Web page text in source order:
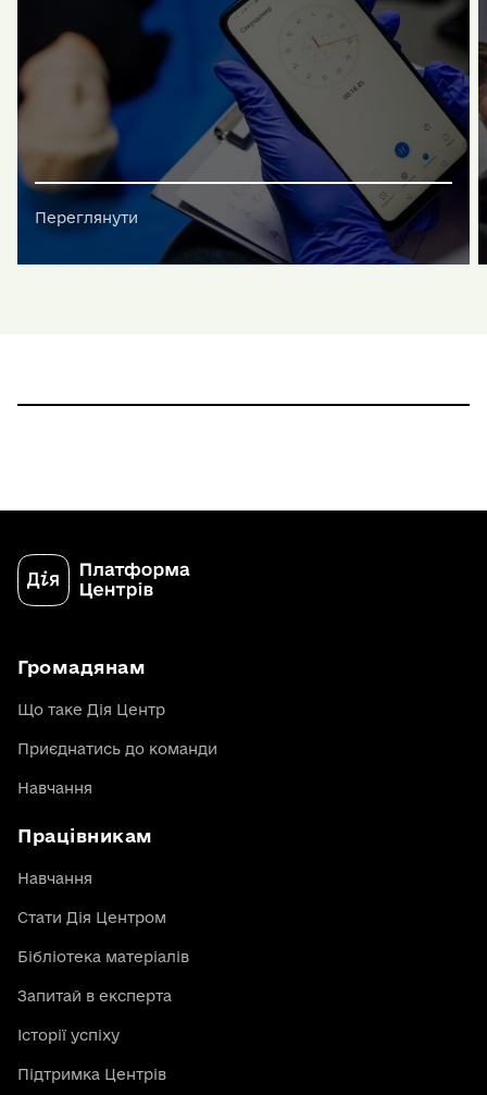
Переглянути
Громадянам
Що таке Дія Центр
Приєднатись до команди
Навчання
Працівникам
Навчання
Стати Дія Центром
Бібліотека матеріалів
Запитай в експерта
Історії успіху
Підтримка Центрів